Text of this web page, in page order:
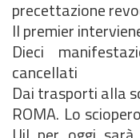
precettazione
Il premier
Dieci
cancellati
Dai trasporti alla
ROMA. Lo